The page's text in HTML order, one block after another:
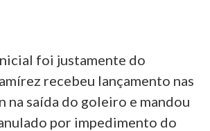
foi justamente do
recebeu lançamento nas
na saída do goleiro e mandou
por impedimento do